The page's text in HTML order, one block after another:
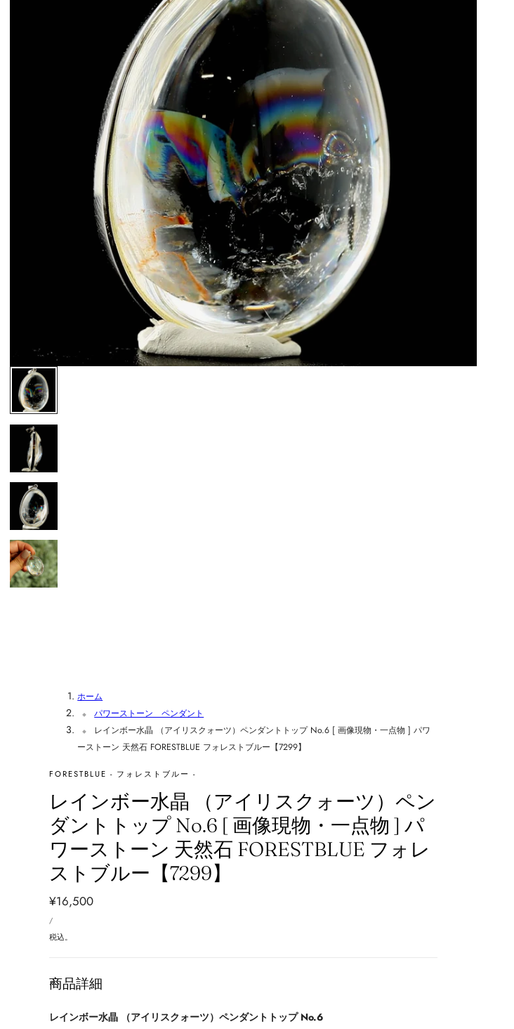
ホーム
パワーストーン ペンダント
レインボー水晶 （アイリスクォーツ）ペンダントトップ No.6 [ 画像現物・一点物 ] パワ
ーストーン 天然石 FORESTBLUE フォレストブルー【7299】
FORESTBLUE - フォレストブルー -
レインボー水晶 （アイリスクォーツ）ペン
ダントトップ No.6 [ 画像現物・一点物 ] パ
ワーストーン 天然石 FORESTBLUE フォレ
ストブルー【7299】
通
常
価
¥16,500
価/あ
り
税込。
商品詳細
レインボー水晶 （アイリスクォーツ）ペンダントトップ No.6